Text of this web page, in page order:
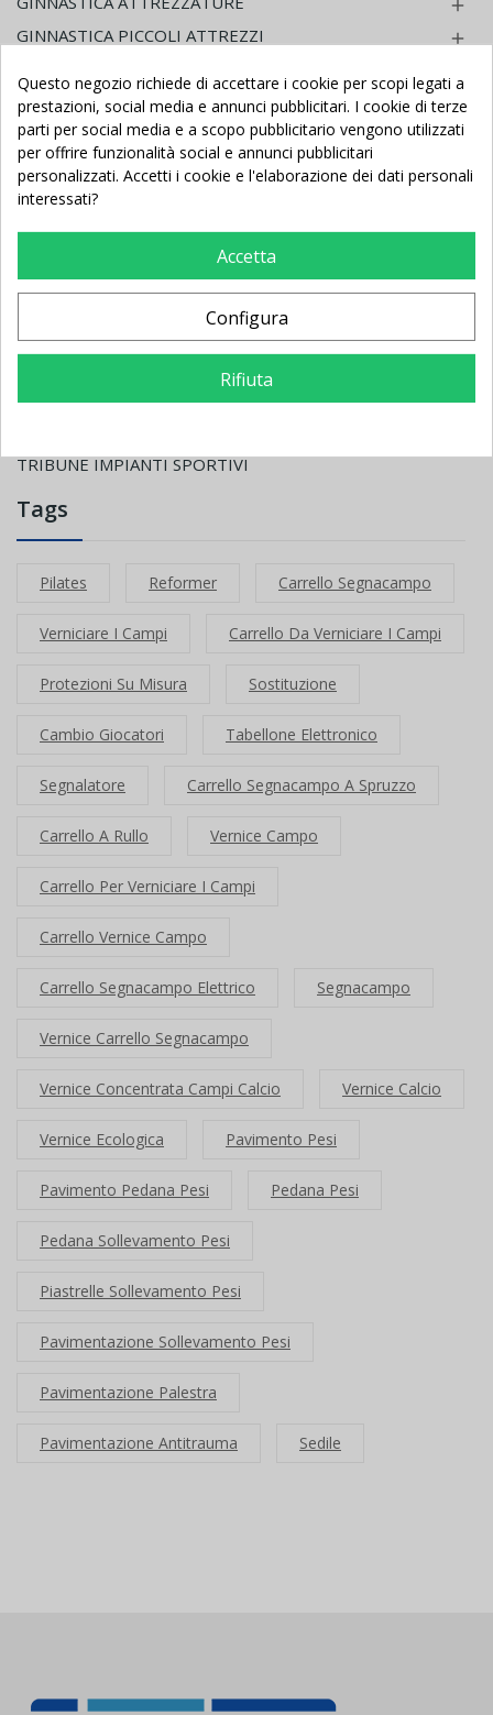

GINNASTICA PICCOLI ATTREZZI 
MATERASSI - CORSIE - STUOIE 
FITNESS AEROBICA E PILATES 
HOME FITNESS PALESTRA IN CASA 
NUOTO ATTREZZATURE
CALCIO BALILLA - BILIARDINO 
TAVOLI PING PONG - TAM TAM
PROTEZIONI ANTINFORTUNISTICHE PER INTERNO
GIOCHI ASILO NIDO - SCUOLA INFANZIA 
TRIBUNE IMPIANTI SPORTIVI
Tags
Pilates Reformer Carrello Segnacampo
Verniciare I Campi Carrello Da Verniciare I Campi
Protezioni Su Misura Sostituzione
Cambio Giocatori Tabellone Elettronico
Segnalatore Carrello Segnacampo A Spruzzo
Carrello A Rullo Vernice Campo
Carrello Per Verniciare I Campi
Carrello Vernice Campo
Carrello Segnacampo Elettrico Segnacampo
Vernice Carrello Segnacampo
Vernice Concentrata Campi Calcio Vernice Calcio
Vernice Ecologica Pavimento Pesi
Pavimento Pedana Pesi Pedana Pesi
Pedana Sollevamento Pesi
Piastrelle Sollevamento Pesi
Pavimentazione Sollevamento Pesi
Pavimentazione Palestra
Pavimentazione Antitrauma Sedile
Questo negozio richiede di accettare i cookie per scopi legati a
prestazioni, social media e annunci pubblicitari. I cookie di terze
parti per social media e a scopo pubblicitario vengono utilizzati
per offrire funzionalità social e annunci pubblicitari
personalizzati. Accetti i cookie e l'elaborazione dei dati personali
interessati?
Accetta
Configura
Rifiuta